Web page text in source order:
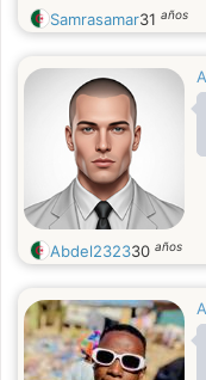
Samrasamar31 años
Abdel232330 años